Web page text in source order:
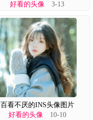
好看的头像 3-13
百看不厌的INS头像图片
好看的头像10-10